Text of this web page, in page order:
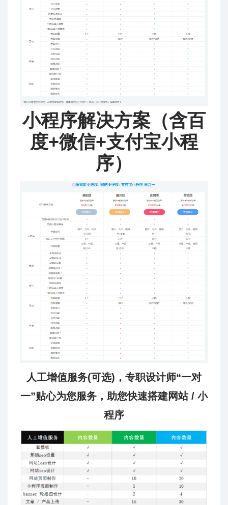
小程序解决方案（含百
度+微信+支付宝小程
序）
人工增值服务(可选)，专职设计师“一对
一”贴心为您服务，助您快速搭建网站 / 小
程序